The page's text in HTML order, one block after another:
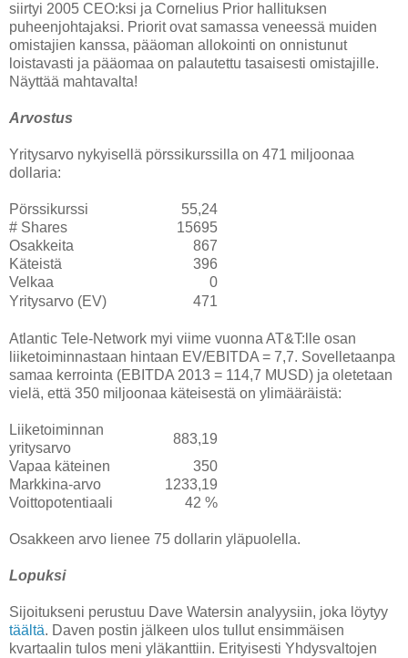
siirtyi 2005 CEO:ksi ja Cornelius Prior hallituksen
puheenjohtajaksi. Priorit ovat samassa veneessä muiden
omistajien kanssa, pääoman allokointi on onnistunut
loistavasti ja pääomaa on palautettu tasaisesti omistajille.
Näyttää mahtavalta!
Arvostus
Yritysarvo nykyisellä pörssikurssilla on 471 miljoonaa
dollaria:
Pörssikurssi
55,24
# Shares
15695
Osakkeita
867
Käteistä
396
Velkaa
0
Yritysarvo (EV)
471
Atlantic Tele-Network myi viime vuonna AT&T:lle osan
liiketoiminnastaan hintaan EV/EBITDA = 7,7. Sovelletaanpa
samaa kerrointa (EBITDA 2013 = 114,7 MUSD) ja oletetaan
vielä, että 350 miljoonaa käteisestä on ylimääräistä:
Liiketoiminnan
yritysarvo
883,19
Vapaa käteinen
350
Markkina-arvo
1233,19
Voittopotentiaali
42 %
Osakkeen arvo lienee 75 dollarin yläpuolella.
Lopuksi
Sijoitukseni perustuu Dave Watersin analyysiin, joka löytyy
täältä. Daven postin jälkeen ulos tullut ensimmäisen
kvartaalin tulos meni yläkanttiin. Erityisesti Yhdysvaltojen